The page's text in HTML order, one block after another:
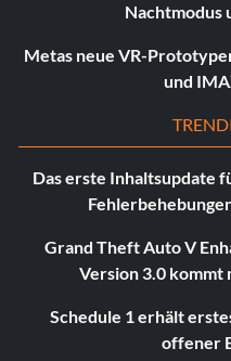
Nachtmodus
Metas neue VR-
und
Das erste Inhaltsupdate
Grand Theft Auto V
Version 3.0 kommt
Schedule 1 erhält
offener